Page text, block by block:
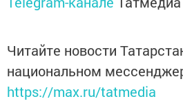
Читайте новости
национальном
https://max.ru/tatmedia